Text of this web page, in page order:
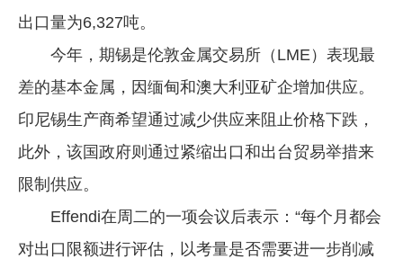
出口量为6,327吨。
今年，期锡是伦敦金属交易所（LME）表现最
差的基本金属，因缅甸和澳大利亚矿企增加供应。
印尼锡生产商希望通过减少供应来阻止价格下跌，
此外，该国政府则通过紧缩出口和出台贸易举措来
限制供应。
Effendi在周二的一项会议后表示：“每个月都会
对出口限额进行评估，以考量是否需要进一步削减